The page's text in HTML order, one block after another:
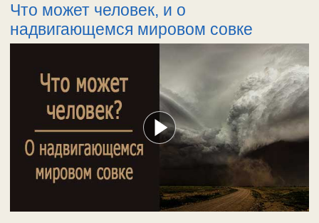
Что может человек, и о
надвигающемся мировом совке